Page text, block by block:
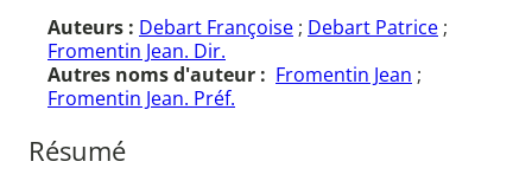
Auteurs : Debart Françoise ; Debart Patrice ;
Fromentin Jean. Dir.
Autres noms d'auteur : Fromentin Jean ;
Fromentin Jean. Préf.
Résumé